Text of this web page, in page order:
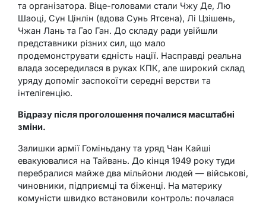
та організатора. Віце-головами стали Чжу Де, Лю
Шаоці, Сун Цінлін (вдова Сунь Ятсена), Лі Цзішень,
Чжан Лань та Гао Ган. До складу ради увійшли
представники різних сил, що мало
продемонструвати єдність нації. Насправді реальна
влада зосередилася в руках КПК, але широкий склад
уряду допоміг заспокоїти середні верстви та
інтелігенцію.
Відразу після проголошення почалися масштабні
зміни.
Залишки армії Гоміньдану та уряд Чан Кайші
евакуювалися на Тайвань. До кінця 1949 року туди
перебралися майже два мільйони людей — військові,
чиновники, підприємці та біженці. На материку
комуністи швидко встановили контроль: почалася